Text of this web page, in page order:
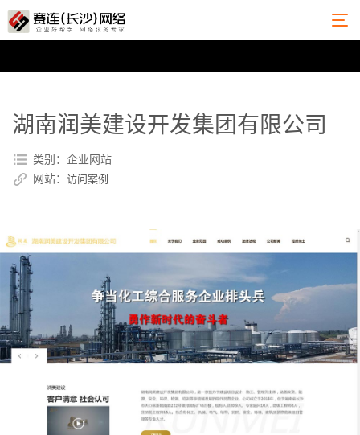
湖南润美建设开发集团有限公司
类别：企业网站
网站： 访问案例